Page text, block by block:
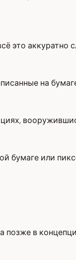
это
на
бумаге или
в